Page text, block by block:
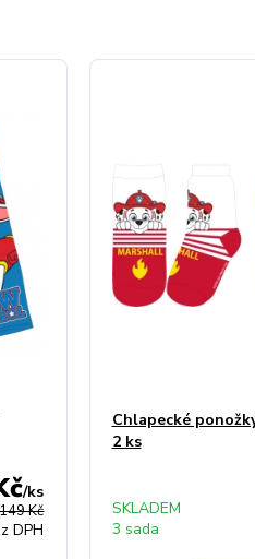
149 Kč
/ks
DPH
Chlapecké
2 ks
SKLADEM
3 sada